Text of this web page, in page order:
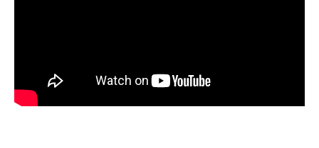
笑える❗️介護予防体操DVDで健康習慣を始め